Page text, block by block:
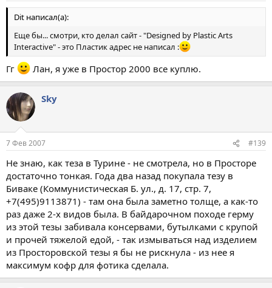
Dit написал(а):
Еще бы... смотри, кто делал сайт - "Designed by Plastic Arts
Interactive" - это Пластик адрес не написал :
Гг Лан, я уже в Простор 2000 все куплю.
Sky
7 Фев 2007 #139
Не знаю, как теза в Турине - не смотрела, но в Просторе
достаточно тонкая. Года два назад покупала тезу в
Биваке (Коммунистическая Б. ул., д. 17, стр. 7,
+7(495)9113871) - там она была заметно толще, а как-то
раз даже 2-х видов была. В байдарочном походе герму
из этой тезы забивала консервами, бутылками с крупой
и прочей тяжелой едой, - так измываться над изделием
из Просторовской тезы я бы не рискнула - из нее я
максимум кофр для фотика сделала.